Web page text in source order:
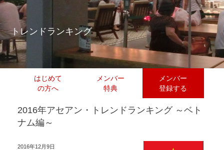
トレンドランキング
はじめて
の方へ
メンバー
特典
メンバー
登録する
2016年アセアン・トレンドランキング ～ベト
ナム編～
2016年12月9日